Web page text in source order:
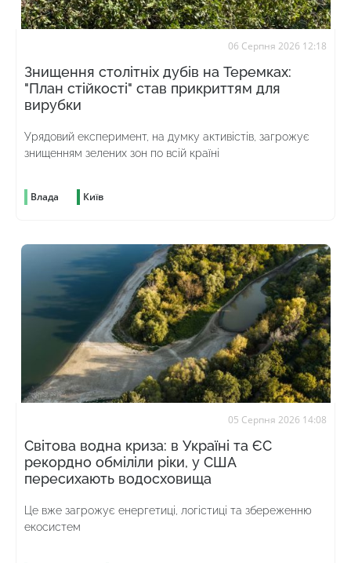
06 Серпня 2026 12:18
Знищення столітніх дубів на Теремках:
"План стійкості" став прикриттям для
вирубки
Урядовий експеримент, на думку активістів, загрожує
знищенням зелених зон по всій країні
Влада Київ
05 Серпня 2026 14:08
Світова водна криза: в Україні та ЄС
рекордно обміліли ріки, у США
пересихають водосховища
Це вже загрожує енергетиці, логістиці та збереженню
екосистем